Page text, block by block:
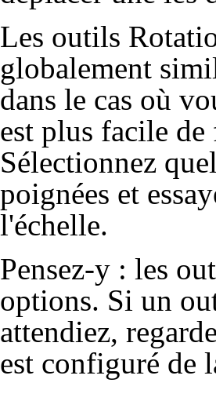
Les outils
globalement
dans le cas où
est plus facile
Sélectionnez
poignées et
l'échelle.
Pensez-y : les
options. Si un
attendiez,
est configuré de